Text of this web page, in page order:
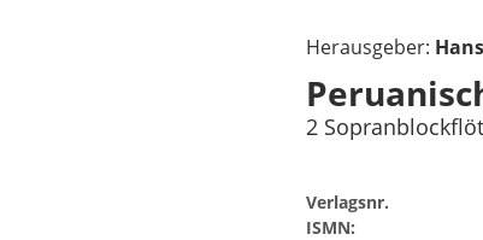
Herausgeber:
2
Verlagsnr.
ISMN: